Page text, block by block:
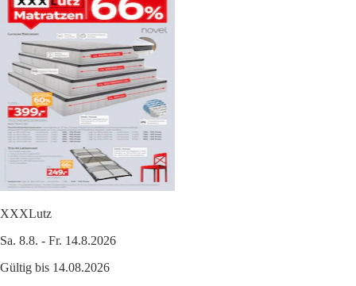
XXXLutz
Sa. 8.8. - Fr. 14.8.2026
Gültig bis 14.08.2026